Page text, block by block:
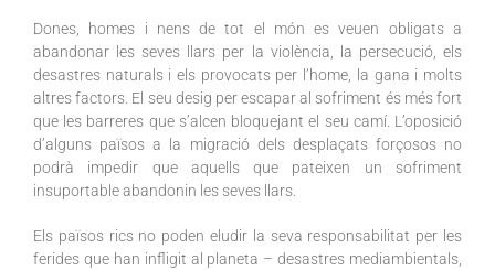
Dones, homes i nens de tot el món es veuen obligats a
abandonar les seves llars per la violència, la persecució, els
desastres naturals i els provocats per l’home, la gana i molts
altres factors. El seu desig per escapar al sofriment és més fort
que les barreres que s’alcen bloquejant el seu camí. L’oposició
d’alguns països a la migració dels desplaçats forçosos no
podrà impedir que aquells que pateixen un sofriment
insuportable abandonin les seves llars.
Els països rics no poden eludir la seva responsabilitat per les
ferides que han infligit al planeta – desastres mediambientals,